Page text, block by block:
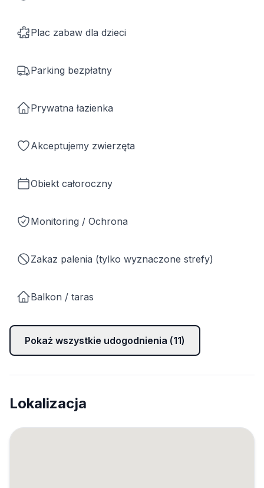
Plac zabaw dla dzieci
Parking bezpłatny
Prywatna łazienka
Akceptujemy zwierzęta
Obiekt całoroczny
Monitoring / Ochrona
Zakaz palenia (tylko wyznaczone strefy)
Balkon / taras
Pokaż wszystkie udogodnienia (11)
Lokalizacja